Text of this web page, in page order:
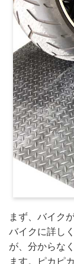
まず、バイク
バイクに詳し
が、分からな
ます。ピカピ